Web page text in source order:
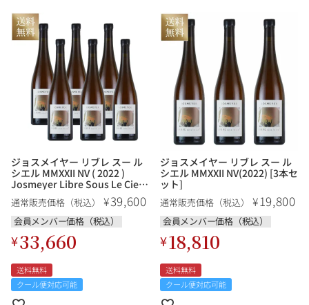
サロン ルイ・ロデレール
オーパス・ワン
スクリーミング・
イーグル
イタリア ドイツ
チリ その他国
ジョスメイヤー リブレ スー ル
シエル MMXXII NV ( 2022 )
Josmeyer Libre Sous Le Ciel
MMXXII フランス アルザス オレ
ンジワイン 6本セット
通常販売価格（税込） ¥39,600
会員メンバー価格（税込）
¥33,660
送料無料
クール便対応可能
ジョスメイヤー リブレ スー ル
シエル MMXXII NV(2022) [3本セ
ット]
通常販売価格（税込） ¥19,800
会員メンバー価格（税込）
¥18,810
送料無料
クール便対応可能